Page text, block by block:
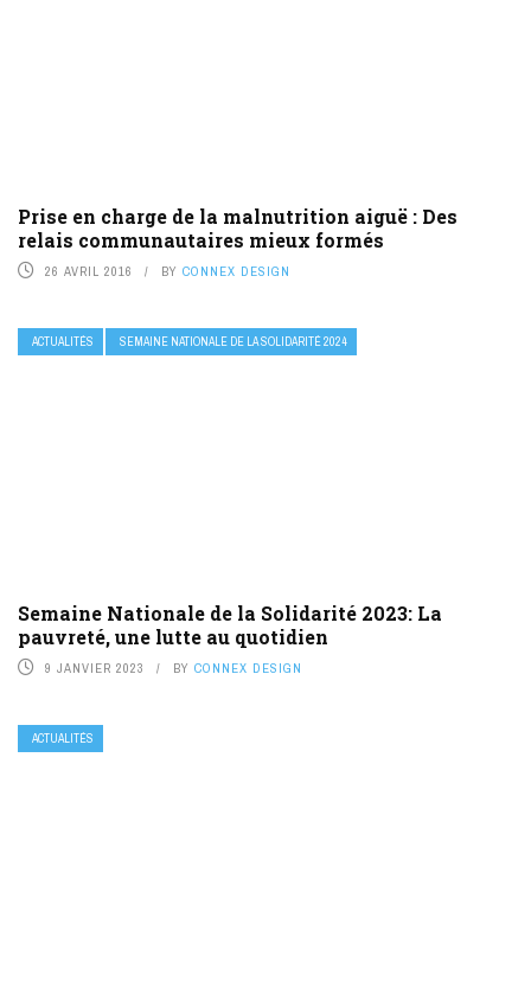
Prise en charge de la malnutrition aiguë : Des
relais communautaires mieux formés
26 AVRIL 2016 BY CONNEX DESIGN
ACTUALITÉS SEMAINE NATIONALE DE LA SOLIDARITÉ 2024
Semaine Nationale de la Solidarité 2023: La
pauvreté, une lutte au quotidien
9 JANVIER 2023 BY CONNEX DESIGN
ACTUALITÉS